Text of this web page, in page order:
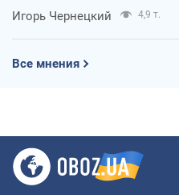
Игорь Чернецкий 4,9 т.
Все мнения